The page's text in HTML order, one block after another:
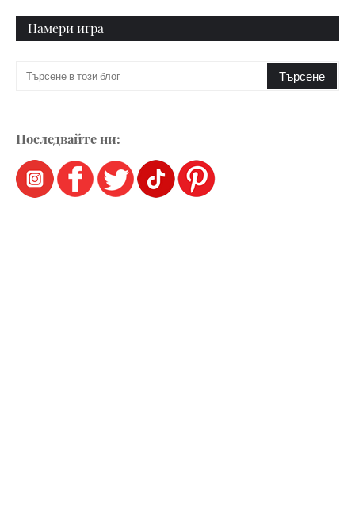
Намери игра
Последвайте ни: